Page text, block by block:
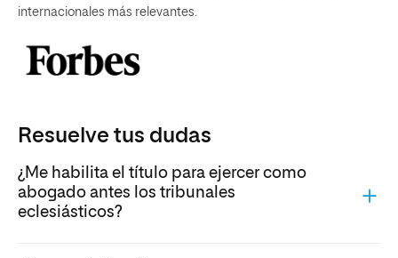
internacionales más relevantes.
Resuelve tus dudas
¿Me habilita el título para ejercer como
abogado antes los tribunales
eclesiásticos?